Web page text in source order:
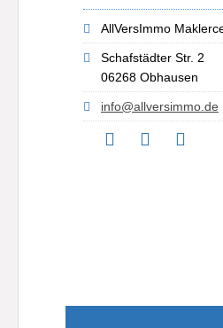
AllVersImmo
Schafstädter Str. 2
06268 Obhausen
info@allversimmo.de